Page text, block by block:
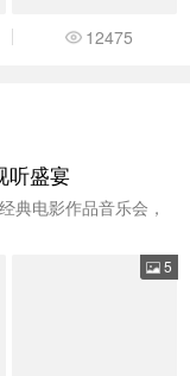
12475
听盛宴
电影作品音乐会，
5